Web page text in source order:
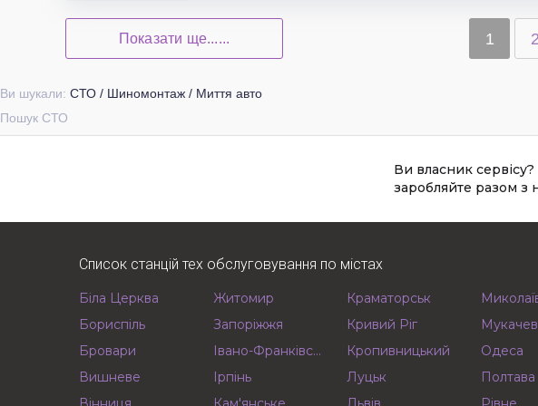
Показати ще...... 1 2
Ви шукали: СТО / Шиномонтаж / Миття авто
Пошук СТО
Ви власник
заробляйте разом з
Список станцій тех обслуговування по містах
Біла Церква
Бориспіль
Бровари
Вишневе
Житомир
Запоріжжя
Івано-Франківськ
Ірпінь
Краматорськ
Кривий Ріг
Кропивницький
Луцьк
Одеса
Полтава